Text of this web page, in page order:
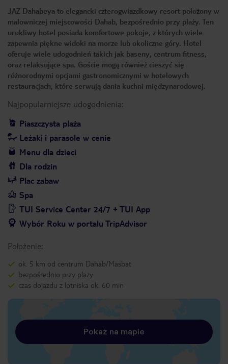
JAZ Dahabeya to elegancki czterogwiazdkowy resort położony w
malowniczej miejscowości Dahab, bezpośrednio przy plaży. Ten
urokliwy hotel posiada komfortowe pokoje, z których wiele
zapewnia piękne widoki na morze lub okoliczne góry. Hotel
oferuje wiele udogodnień takich jak baseny, centrum fitness,
oraz relaksujące spa. Goście mogą również cieszyć się
różnorodnymi opcjami gastronomicznymi w hotelowych
restauracjach, które serwują dania kuchni międzynarodowej.
Najpopularniejsze udogodnienia:
Piaszczysta plaża
Leżaki i parasole w cenie
Menu dla dzieci
Dla rodzin
Plac zabaw
Spa
TUI Service Center 24/7 + TUI App
Wybór Roku w portalu TripAdvisor
Położenie:
ok. 5 km od centrum Dahab/Masbat
bezpośrednio przy plaży
czas dojazdu z lotniska ok. 60 min
Pokaż na mapie